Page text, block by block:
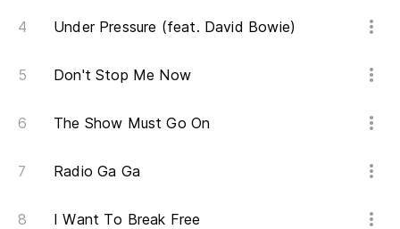
Under Pressure (feat. David Bowie)
Don't Stop Me Now
The Show Must Go On
Radio Ga Ga
I Want To Break Free